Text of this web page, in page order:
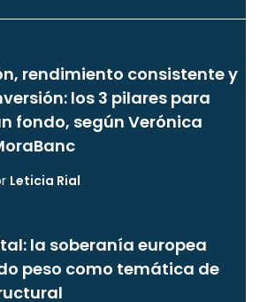
rendimiento consistente y
los 3 pilares para
fondo, según Verónica
Leticia Rial
la soberanía europea
peso como temática de